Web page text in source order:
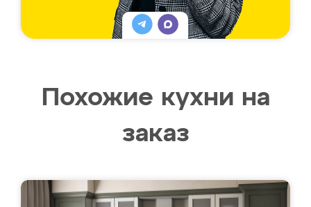
Похожие кухни на
заказ